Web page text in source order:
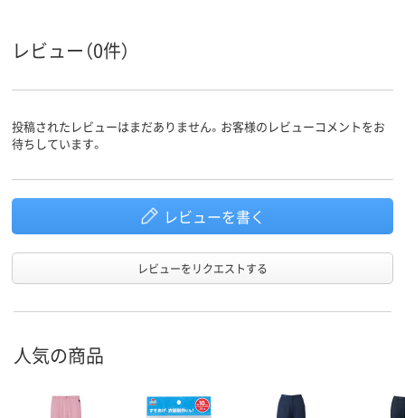
レビュー（0件）
投稿されたレビューはまだありません。お客様のレビューコメントをお
待ちしています。
レビューを書く
レビューをリクエストする
人気の商品